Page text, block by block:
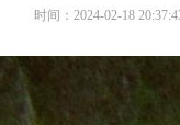
时间：2024-02-18